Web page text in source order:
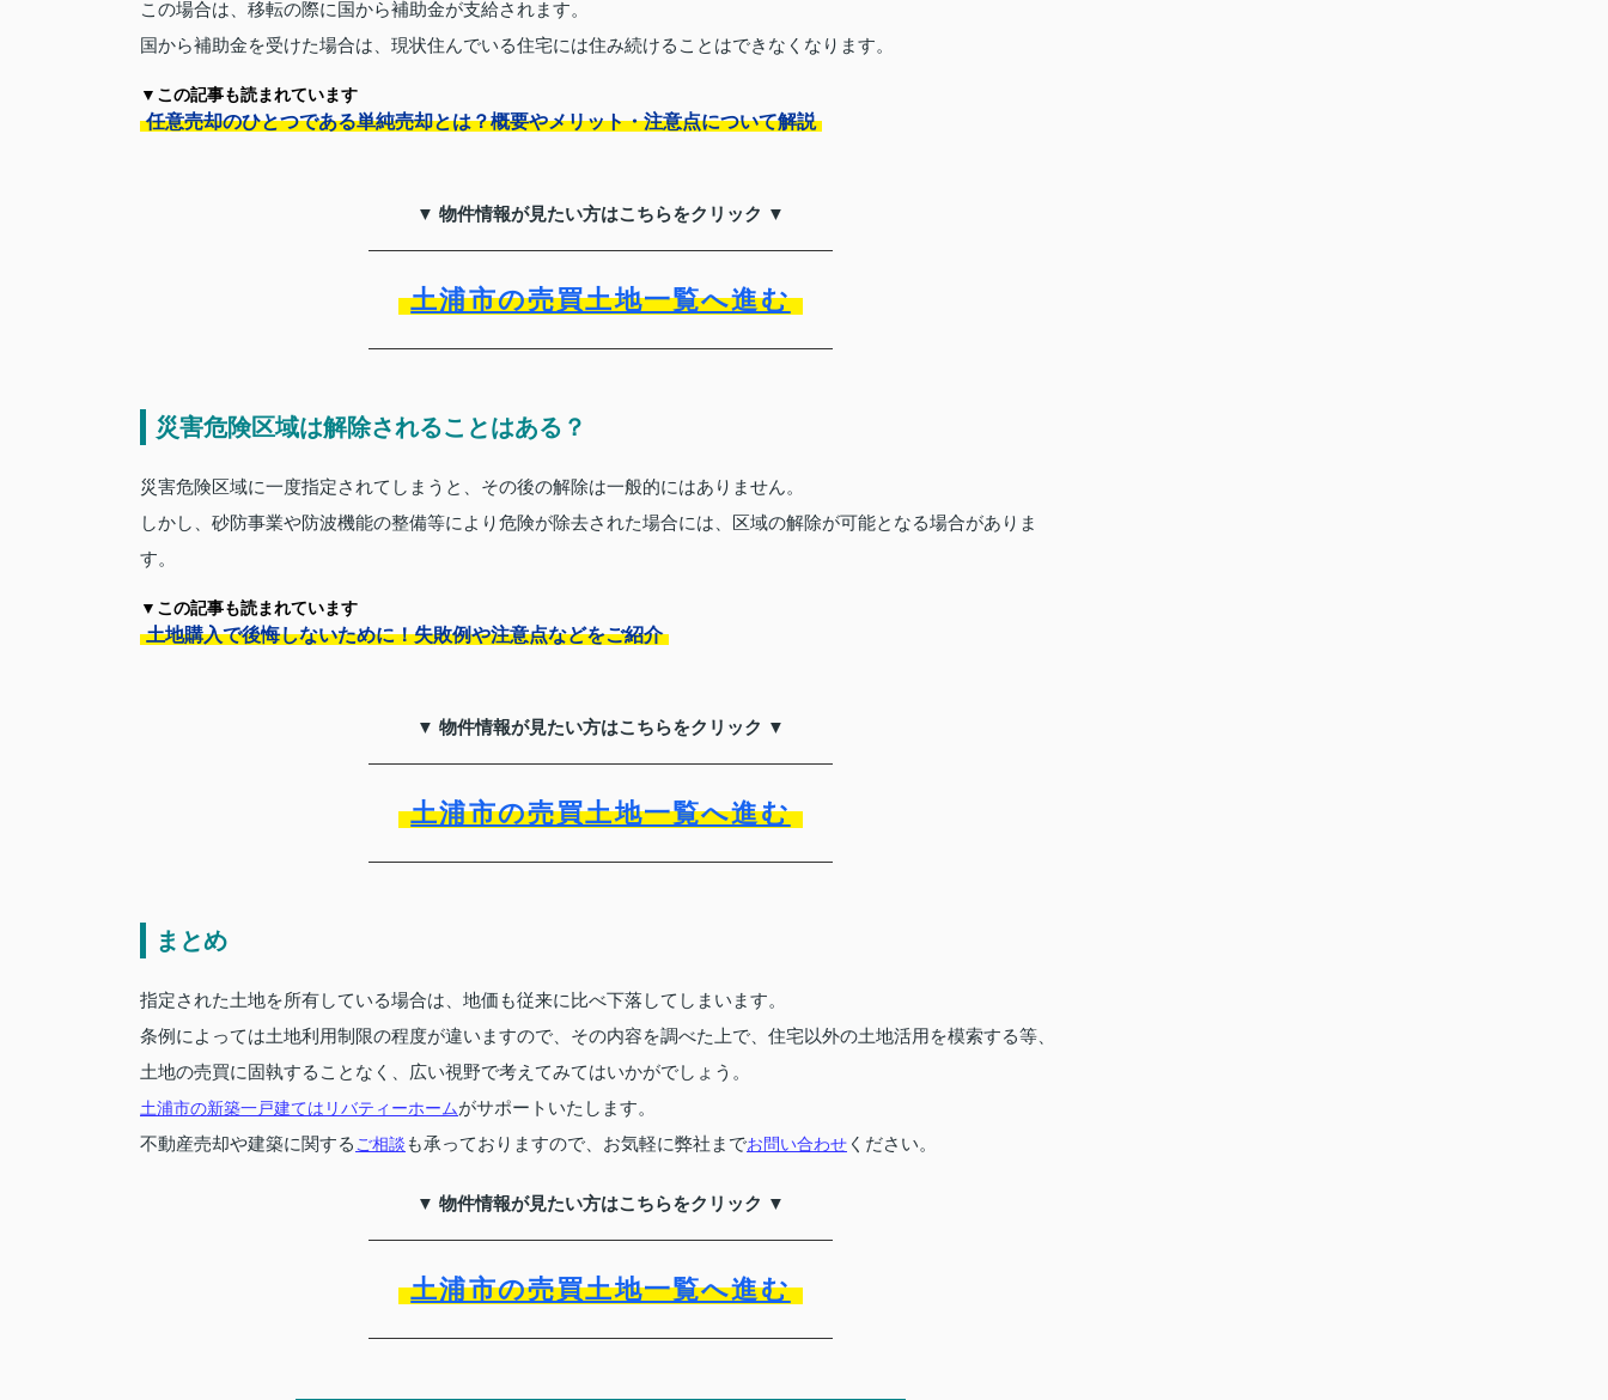
この場合は、移転の際に国から補助金が支給されます。
国から補助金を受けた場合は、現状住んでいる住宅には住み続けることはできなくなります。
▼この記事も読まれています
任意売却のひとつである単純売却とは？概要やメリット・注意点について解説
▼ 物件情報が見たい方はこちらをクリック ▼
土浦市の売買土地一覧へ進む
災害危険区域は解除されることはある？
災害危険区域に一度指定されてしまうと、その後の解除は一般的にはありません。
しかし、砂防事業や防波機能の整備等により危険が除去された場合には、区域の解除が可能となる場合がありま
す。
▼この記事も読まれています
土地購入で後悔しないために！失敗例や注意点などをご紹介
▼ 物件情報が見たい方はこちらをクリック ▼
土浦市の売買土地一覧へ進む
まとめ
指定された土地を所有している場合は、地価も従来に比べ下落してしまいます。
条例によっては土地利用制限の程度が違いますので、その内容を調べた上で、住宅以外の土地活用を模索する等、
土地の売買に固執することなく、広い視野で考えてみてはいかがでしょう。
土浦市の新築一戸建てはリバティーホームがサポートいたします。
不動産売却や建築に関する ご相談 も承っておりますので、お気軽に弊社までお問い合わせ ください。
▼ 物件情報が見たい方はこちらをクリック ▼
土浦市の売買土地一覧へ進む